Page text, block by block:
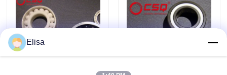
Yêu cầu báo giá
Vòng bi gốm
Elisa